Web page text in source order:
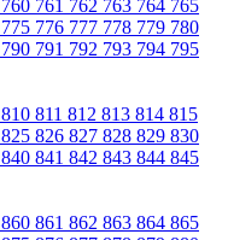
760 761 762 763 764 765
775 776 777 778 779 780
790 791 792 793 794 795
810 811 812 813 814 815
825 826 827 828 829 830
840 841 842 843 844 845
860 861 862 863 864 865